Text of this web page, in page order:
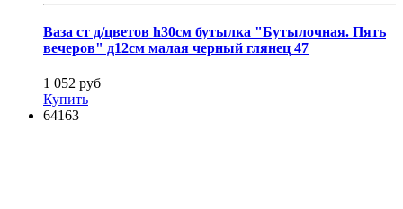
Ваза ст д/цветов h30см бутылка "Бутылочная. Пять
вечеров" д12см малая черный глянец 47
1 052 руб
Купить
64163